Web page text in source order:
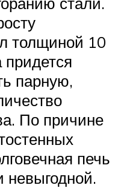
толщиной 10
парную,
По причине
печь
невыгодной.